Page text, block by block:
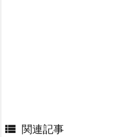
 関連記事